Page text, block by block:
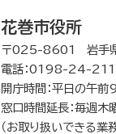
花巻市役所
〒025-8601 岩手
電話：0198-24-2111
開庁時間：平日の午
窓口時間延長：毎週
（お取り扱いできる業